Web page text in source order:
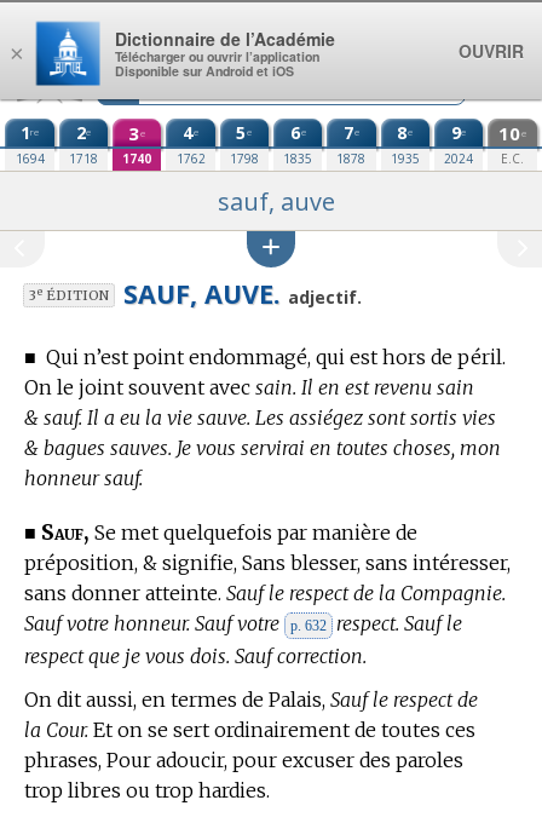
Aller au contenu
1re
1694
2e
1718
3e
1740
4e
1762
5e
1798
6e
1835
7e
1878
8e
1935
9e
2024
10e
E.C.
sauf, auve
3eÉDITION SAUF, AUVE. adjectif.
■ Qui n’est point endommagé, qui est hors de péril.
On le joint souvent avec sain. Il en est revenu sain
& sauf. Il a eu la vie sauve. Les assiégez sont sortis vies
& bagues sauves. Je vous servirai en toutes choses, mon
honneur sauf.
■ Sauf, Se met quelquefois par manière de
préposition, & signifie, Sans blesser, sans intéresser,
sans donner atteinte. Sauf le respect de la Compagnie.
Sauf votre honneur. Sauf votre
p. 632
respect. Sauf le
respect que je vous dois. Sauf correction.
On dit aussi, en termes de Palais, Sauf le respect de
la Cour. Et on se sert ordinairement de toutes ces
phrases, Pour adoucir, pour excuser des paroles
trop libres ou trop hardies.
×
Dictionnaire de l’Académie
Télécharger ou ouvrir l’application
Disponible sur Android et iOS
OUVRIR